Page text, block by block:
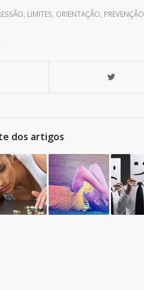
LIMITES ORIENTAÇÃO PREVENÇÃO
dos artigos